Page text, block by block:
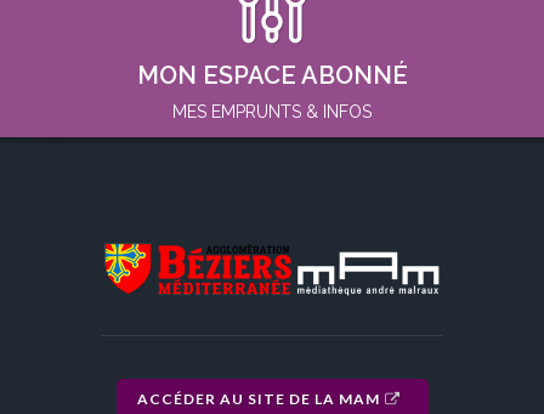
MON ESPACE ABONNÉ
MES EMPRUNTS & INFOS
ACCÉDER AU SITE DE LA MAM